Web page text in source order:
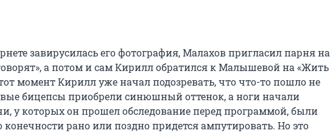
завирусилась его фотография, Малахов пригласил парня на
а потом и сам Кирилл обратился к Малышевой на «Жить
момент Кирилл уже начал подозревать, что что-то пошло не
бицепсы приобрели синюшный оттенок, а ноги начали
у которых он прошел обследование перед программой, были
конечности рано или поздно придется ампутировать. Но это